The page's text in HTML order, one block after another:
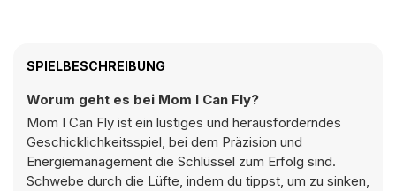
SPIELBESCHREIBUNG
Worum geht es bei Mom I Can Fly?
Mom I Can Fly ist ein lustiges und herausforderndes
Geschicklichkeitsspiel, bei dem Präzision und
Energiemanagement die Schlüssel zum Erfolg sind.
Schwebe durch die Lüfte, indem du tippst, um zu sinken,